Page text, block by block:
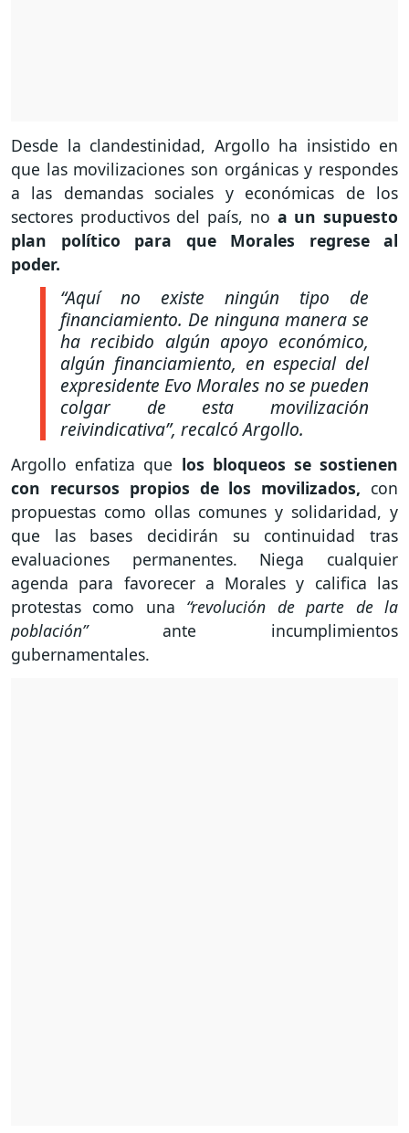
Desde la clandestinidad, Argollo ha insistido en
que las movilizaciones son orgánicas y respondes
a las demandas sociales y económicas de los
sectores productivos del país, no a un supuesto
plan político para que Morales regrese al
poder.
“Aquí no existe ningún tipo de
financiamiento. De ninguna manera se
ha recibido algún apoyo económico,
algún financiamiento, en especial del
expresidente Evo Morales no se pueden
colgar de esta movilización
reivindicativa”, recalcó Argollo.
Argollo enfatiza que los bloqueos se sostienen
con recursos propios de los movilizados, con
propuestas como ollas comunes y solidaridad, y
que las bases decidirán su continuidad tras
evaluaciones permanentes. Niega cualquier
agenda para favorecer a Morales y califica las
protestas como una “revolución de parte de la
población”ante incumplimientos
gubernamentales.